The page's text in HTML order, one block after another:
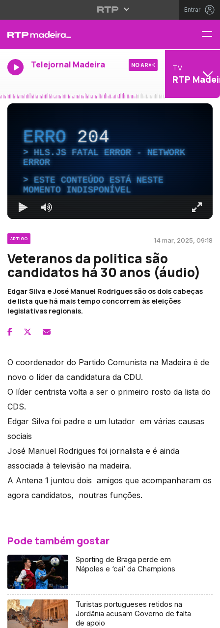
Entrar
Telejornal Madeira NO AR TV
RTP
ERRO204
HLS.JS FATAL ERROR - NETWORK
ERROR
ESTE CONTEÚDO ESTÁ NESTE
MOMENTO INDISPONÍVEL
ARTIGO 14 mar, 2025, 09:18
Veteranos da politica são
candidatos há 30 anos (áudio)
Edgar Silva e José Manuel Rodrigues são os dois cabeças
de lista que há mais tempo concorrem às eleições
legislativas regionais.
O coordenador do Partido Comunista na Madeira é de
novo o líder da candidatura da CDU.
O líder centrista volta a ser o primeiro rosto da lista do
CDS.
Edgar Silva foi padre e um lutador em várias causas
sociais
José Manuel Rodrigues foi jornalista e é ainda
associada à televisão na madeira.
A Antena 1 juntou dois amigos que acompanharam os
agora candidatos, noutras funções.
Pode também gostar
Sporting de Braga perde em
Nápoles e ‘cai’ da Champions
Turistas portugueses retidos na
Jordânia acusam Governo de falta
de apoio